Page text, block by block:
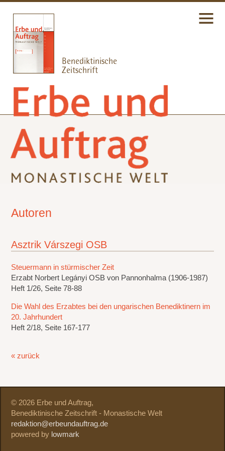
Autoren
Asztrik Várszegi OSB
Steuermann in stürmischer Zeit
Erzabt Norbert Legányi OSB von Pannonhalma (1906-1987)
Heft 1/26, Seite 78-88
Die Wahl des Erzabtes bei den ungarischen Benediktinern im
20. Jahrhundert
Heft 2/18, Seite 167-177
« zurück
© 2026 Erbe und Auftrag,
Benediktinische Zeitschrift - Monastische Welt
redaktion@erbeundauftrag.de
powered by lowmark